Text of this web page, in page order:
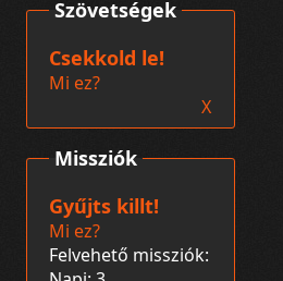
Missziók
Gyűjts killt!
Mi ez?
Felvehető missziók:
Szövetségek
Csekkold le!
Mi ez?
X